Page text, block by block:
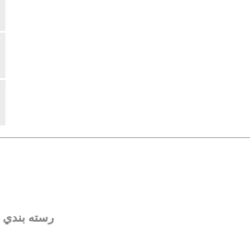
رسته بندي